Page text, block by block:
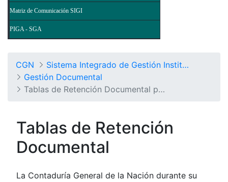
Matriz de Comunicación SIGI
PIGA - SGA
CGN
Sistema Integrado de Gestión Institucional
Gestión Documental
Tablas de Retención Documental por Procesos
Tablas de Retención
Documental
La Contaduría General de la Nación durante su